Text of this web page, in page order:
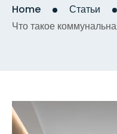
Home
Статьи
Что такое